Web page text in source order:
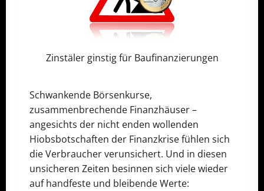
Zinstäler ginstig für Baufinanzierungen
Schwankende Börsenkurse,
zusammenbrechende Finanzhäuser –
angesichts der nicht enden wollenden
Hiobsbotschaften der Finanzkrise fühlen sich
die Verbraucher verunsichert. Und in diesen
unsicheren Zeiten besinnen sich viele wieder
auf handfeste und bleibende Werte: